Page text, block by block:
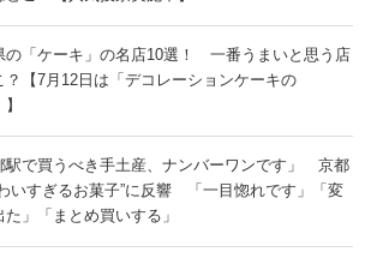
の「ケーキ」の名店10選！ 一番うまいと思う店
？【7月12日は「デコレーションケーキの
駅で買うべき手土産、ナンバーワンです」 京都
いすぎるお菓子”に反響 「一目惚れです」「変
た」「まとめ買いする」